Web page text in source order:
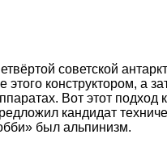
советской
этого конструктором, а
Вот этот подход
кандидат
был альпинизм.